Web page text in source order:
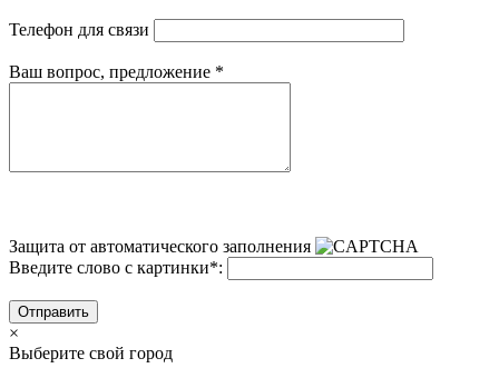
Телефон для связи
Ваш вопрос, предложение *
Защита от автоматического заполнения
Введите слово с картинки*:
Отправить
×
Выберите свой город